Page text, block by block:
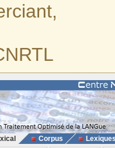
Corpus